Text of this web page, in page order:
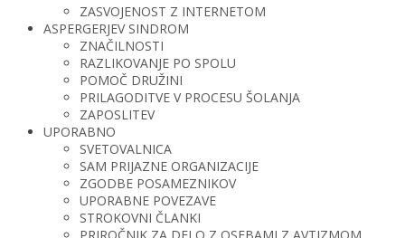
ZASVOJENOST Z INTERNETOM
ASPERGERJEV SINDROM
ZNAČILNOSTI
RAZLIKOVANJE PO SPOLU
POMOČ DRUŽINI
PRILAGODITVE V PROCESU ŠOLANJA
ZAPOSLITEV
UPORABNO
SVETOVALNICA
SAM PRIJAZNE ORGANIZACIJE
ZGODBE POSAMEZNIKOV
UPORABNE POVEZAVE
STROKOVNI ČLANKI